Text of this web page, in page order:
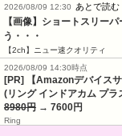
2026/08/09 12:30 あとで読む
【画像】ショートスリー
う・・・
【2ch】ニュー速クオリティ
2026/08/09 14:30時点
[PR] 【Amazonデバイス
(リング インドアカム プ
8980円 → 7600円
Ring